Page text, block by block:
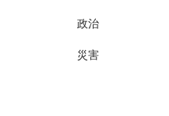
政治
災害